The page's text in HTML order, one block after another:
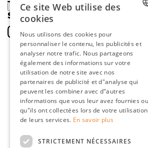
ENREGISTRER
SOCIAL
ENGLISH
FRENCH
GERMAN
Ce site Web utilise des
cookies
Nous utilisons des cookies pour
personnaliser le contenu, les publicités et
analyser notre trafic. Nous partageons
également des informations sur votre
utilisation de notre site avec nos
partenaires de publicité et d"analyse qui
peuvent les combiner avec d"autres
informations que vous leur avez fournies ou
qu"ils ont collectées lors de votre utilisation
de leurs services. En savoir plus
STRICTEMENT NÉCESSAIRES